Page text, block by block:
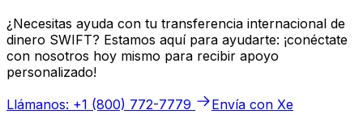
¿Necesitas ayuda con tu transferencia internacional de
dinero SWIFT? Estamos aquí para ayudarte: ¡conéctate
con nosotros hoy mismo para recibir apoyo
personalizado!
Llámanos: +1 (800) 772-7779
Envía con Xe